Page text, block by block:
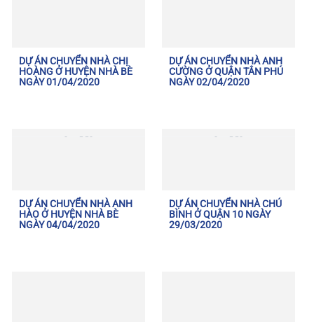
DỰ ÁN CHUYỂN NHÀ CHỊ
HOÀNG Ở HUYỆN NHÀ BÈ
NGÀY 01/04/2020
DỰ ÁN CHUYỂN NHÀ ANH
CƯỜNG Ở QUẬN TÂN PHÚ
NGÀY 02/04/2020
DỰ ÁN CHUYỂN NHÀ ANH
HÀO Ở HUYỆN NHÀ BÈ
NGÀY 04/04/2020
DỰ ÁN CHUYỂN NHÀ CHÚ
BÌNH Ở QUẬN 10 NGÀY
29/03/2020